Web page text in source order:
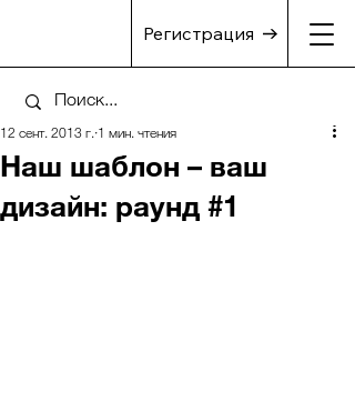
Регистрация
Наш шаблон – ваш
дизайн: раунд #1
12 сент. 2013 г. 1 мин. чтения